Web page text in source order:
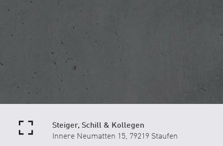
Steiger, Schill & Kollegen
Innere Neumatten 15, 79219 Staufen